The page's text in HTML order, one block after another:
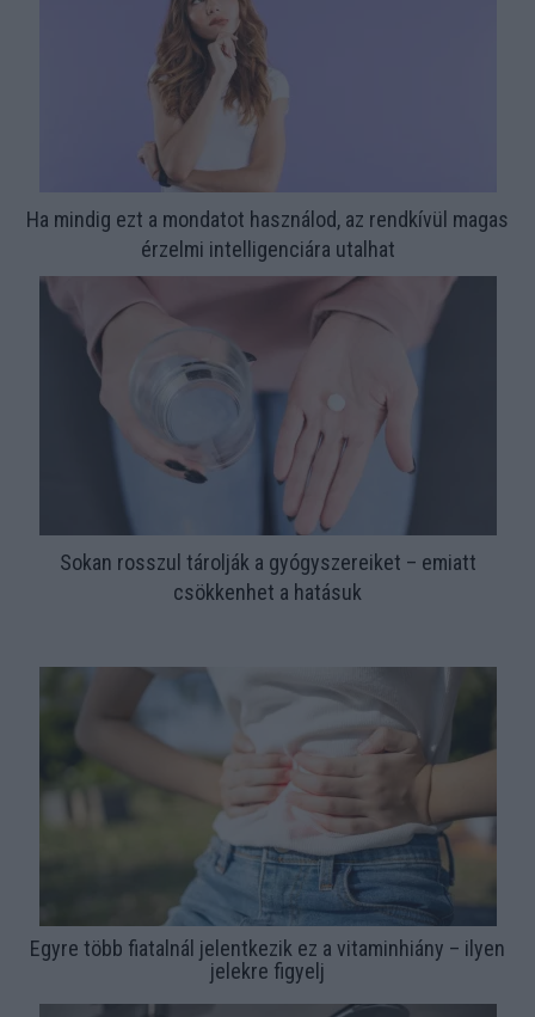
Ha mindig ezt a mondatot használod, az rendkívül magas
érzelmi intelligenciára utalhat
Sokan rosszul tárolják a gyógyszereiket – emiatt
csökkenhet a hatásuk
Egyre több fiatalnál jelentkezik ez a vitaminhiány – ilyen
jelekre figyelj